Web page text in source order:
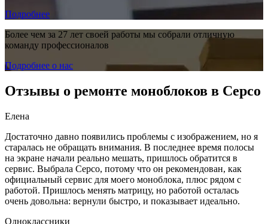
Подробнее
Более чем за 27 лет своей работы мы собрали отличную
команду профессионалов
Подробнее о нас
Отзывы о ремонте моноблоков в Серсо
Елена
Достаточно давно появились проблемы с изображением, но я
старалась не обращать внимания. В последнее время полосы
на экране начали реально мешать, пришлось обратится в
сервис. Выбрала Серсо, потому что он рекомендован, как
официальный сервис для моего моноблока, плюс рядом с
работой. Пришлось менять матрицу, но работой осталась
очень довольна: вернули быстро, и показывает идеально.
Одноклассники